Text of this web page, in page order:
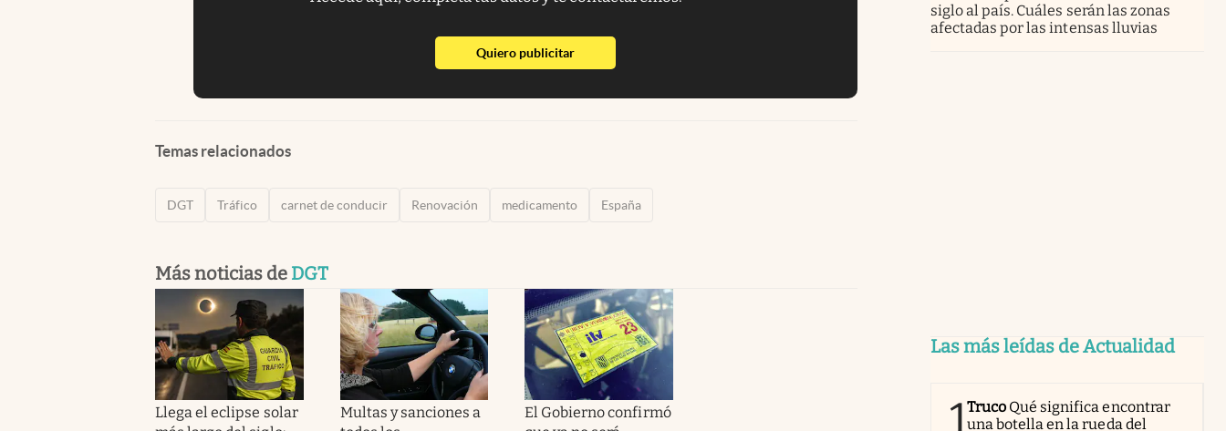
Quiero publicitarabre en nueva pestaña
Temas relacionados
DGT Tráfico carnet de conducir Renovación medicamento España
Más noticias de DGT
Llega el eclipse solar
Multas y sanciones a
El Gobierno confirmó
siglo al país. Cuáles serán las zonas
afectadas por las intensas lluvias
Las más leídas de Actualidad
1Truco Qué significa encontrar
una botella en la rueda del